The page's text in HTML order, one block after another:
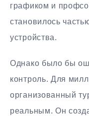
графиком и
становилось
устройства.
Однако было бы
контроль. Для
организованный
реальным. Он